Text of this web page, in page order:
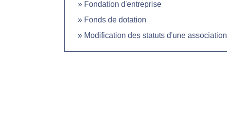
Fondation d'entreprise
Fonds de dotation
Modification des statuts d'une association